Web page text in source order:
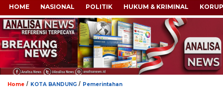
HOME NASIONAL POLITIK HUKUM & KRIMINAL
Home / KOTA BANDUNG / Pemerintahan